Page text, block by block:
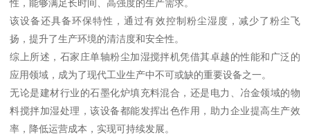
性，能够满足长时间、高强度的生产需求。
该设备还具备环保特性，通过有效控制粉尘湿度，减少了粉尘飞
扬，提升了生产环境的清洁度和安全性。
综上所述，石家庄单轴粉尘加湿搅拌机凭借其卓越的性能和广泛的
应用领域，成为了现代工业生产中不可或缺的重要设备之一。
无论是建材行业的石墨化炉填充料混合，还是电力、冶金领域的物
料搅拌加湿处理，该设备都能发挥出色作用，助力企业提高生产效
率，降低运营成本，实现可持续发展。